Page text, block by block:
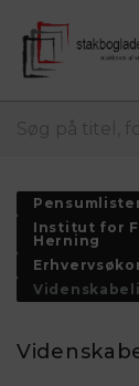
Institut for
Herning